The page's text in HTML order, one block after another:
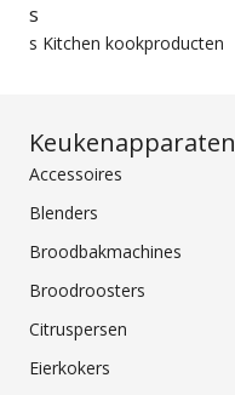
s
s Kitchen kookproducten
Keukenapparaten
Accessoires
Blenders
Broodbakmachines
Broodroosters
Citruspersen
Eierkokers